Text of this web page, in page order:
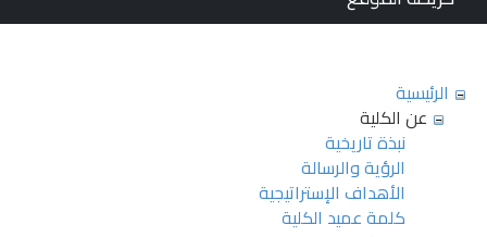
الرئيسية
عن الكلية
نبذة تاريخية
الرؤية والرسالة
الأهداف الإستراتيجية
كلمة عميد الكلية